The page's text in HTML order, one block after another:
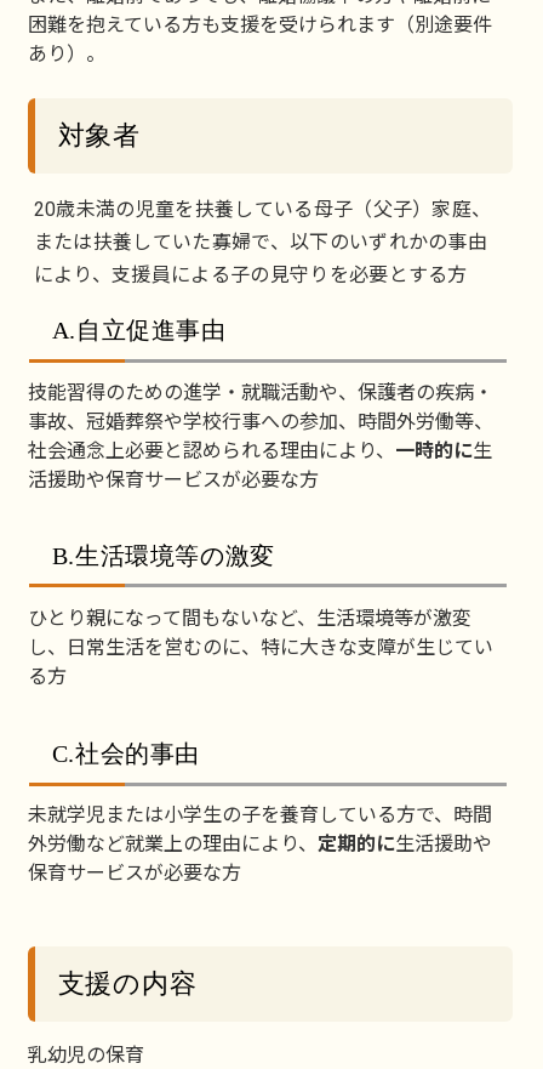
困難を抱えている方も支援を受けられます（別途要件
あり）。
対象者
20歳未満の児童を扶養している母子（父子）家庭、
または扶養していた寡婦で、以下のいずれかの事由
により、支援員による子の見守りを必要とする方
A.自立促進事由
技能習得のための進学・就職活動や、保護者の疾病・
事故、冠婚葬祭や学校行事への参加、時間外労働等、
社会通念上必要と認められる理由により、 一時的に生
活援助や保育サービスが必要な方
B.生活環境等の激変
ひとり親になって間もないなど、生活環境等が激変
し、日常生活を営むのに、特に大きな支障が生じてい
る方
C.社会的事由
未就学児または小学生の子を養育している方で、時間
外労働など就業上の理由により、 定期的に生活援助や
保育サービスが必要な方
支援の内容
乳幼児の保育